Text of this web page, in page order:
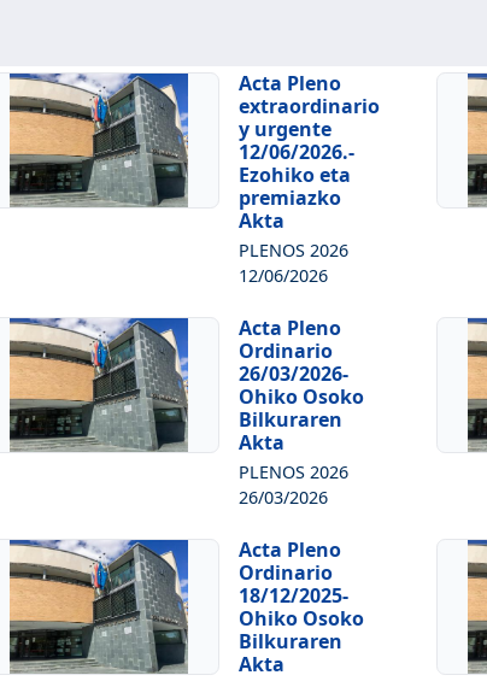
Acta Pleno
extraordinario
y urgente
12/06/2026.-
Ezohiko eta
premiazko
Akta
PLENOS 2026
12/06/2026
Acta Pleno
Ordinario
26/03/2026-
Ohiko Osoko
Bilkuraren
Akta
PLENOS 2026
26/03/2026
Acta Pleno
Ordinario
18/12/2025-
Ohiko Osoko
Bilkuraren
Akta